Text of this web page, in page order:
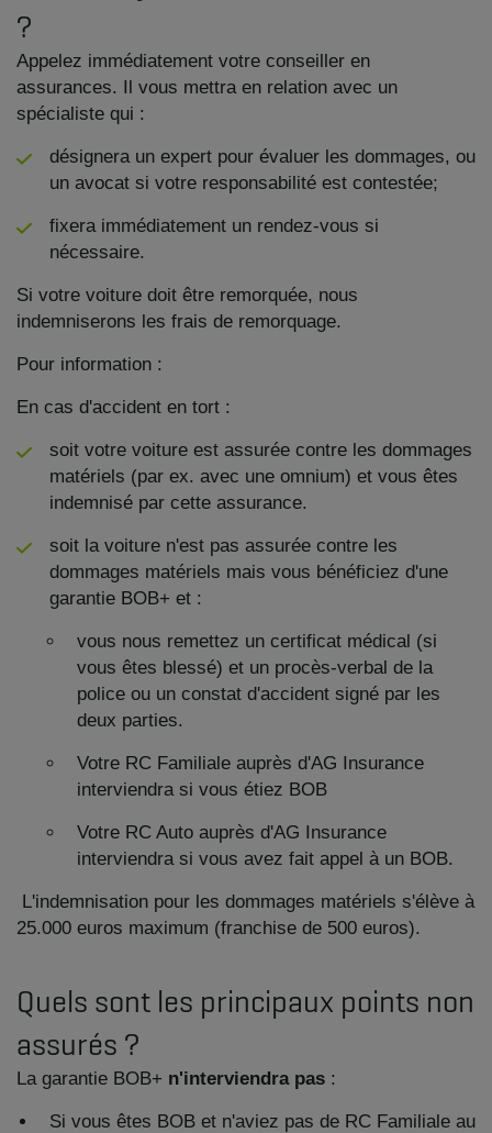
?
Appelez immédiatement votre conseiller en
assurances. Il vous mettra en relation avec un
spécialiste qui :
désignera un expert pour évaluer les dommages, ou
un avocat si votre responsabilité est contestée;
fixera immédiatement un rendez-vous si
nécessaire.
Si votre voiture doit être remorquée, nous
indemniserons les frais de remorquage.
Pour information :
En cas d'accident en tort :
soit votre voiture est assurée contre les dommages
matériels (par ex. avec une omnium) et vous êtes
indemnisé par cette assurance.
soit la voiture n'est pas assurée contre les
dommages matériels mais vous bénéficiez d'une
garantie BOB+ et :
vous nous remettez un certificat médical (si
vous êtes blessé) et un procès-verbal de la
police ou un constat d'accident signé par les
deux parties.
Votre RC Familiale auprès d'AG Insurance
interviendra si vous étiez BOB
Votre RC Auto auprès d'AG Insurance
interviendra si vous avez fait appel à un BOB.
L'indemnisation pour les dommages matériels s'élève à
25.000 euros maximum (franchise de 500 euros).
Quels sont les principaux points non
assurés ?
La garantie BOB+ n'interviendra pas :
Si vous êtes BOB et n'aviez pas de RC Familiale au